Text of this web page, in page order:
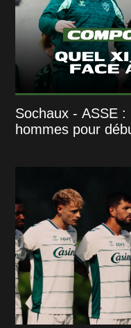
Sochaux - ASSE
hommes pour